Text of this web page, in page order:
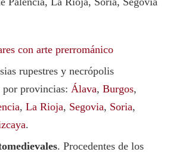
con arte prerrománico
rupestres y necrópolis
por provincias: Álava, Burgos,
, La Rioja, Segovia, Soria,
.
. Procedentes de los